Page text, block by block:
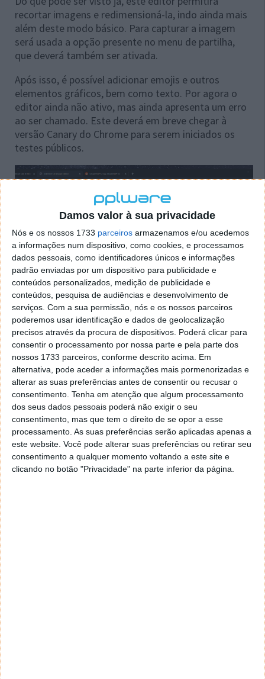
Damos valor à sua privacidade
Nós e os nossos 1733 parceiros armazenamos e/ou acedemos
a informações num dispositivo, como cookies, e processamos
dados pessoais, como identificadores únicos e informações
padrão enviadas por um dispositivo para publicidade e
conteúdos personalizados, medição de publicidade e
conteúdos, pesquisa de audiências e desenvolvimento de
serviços. Com a sua permissão, nós e os nossos parceiros
poderemos usar identificação e dados de geolocalização
precisos através da procura de dispositivos. Poderá clicar para
consentir o processamento por nossa parte e pela parte dos
nossos 1733 parceiros, conforme descrito acima. Em
alternativa, pode aceder a informações mais pormenorizadas e
alterar as suas preferências antes de consentir ou recusar o
consentimento. Tenha em atenção que algum processamento
dos seus dados pessoais poderá não exigir o seu
consentimento, mas que tem o direito de se opor a esse
processamento. As suas preferências serão aplicadas apenas a
este website. Você pode alterar suas preferências ou retirar seu
consentimento a qualquer momento voltando a este site e
clicando no botão "Privacidade" na parte inferior da página.
recortar imagens e redimensioná-la, indo ainda mais
além deste modo básico. Para capturar a imagem
será usada a opção presente no menu de partilha,
que deverá também ser ativada.
Após isso, é possível adicionar emojis e outros
elementos gráficos, bem como texto. Por agora o
editor ainda não ativo, mas ainda apresenta um erro
ao ser chamado. Este deverá em breve chegar à
versão Canary do Chrome para serem iniciados os
testes públicos.
Por agora as flags necessárias para ativar este editor
já podem ser vistas. Ao aceder achrome://flags
encontramos já as entradas "Desktop Screenshots
e "Desktop Screenshots Edit Mode" prontas a serem
ativadas.
Este extra que a Google traz ao Chrome irá elevar
ainda mais este browser e dar-lhe uma ferramenta
extra. O editor de imagens será importante para
muitos utilizadores, que assim se libertam de mais
uma ferramenta no seu sistema operativo.